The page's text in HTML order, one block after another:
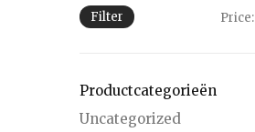
Filter Price:
Productcategorieën
Uncategorized